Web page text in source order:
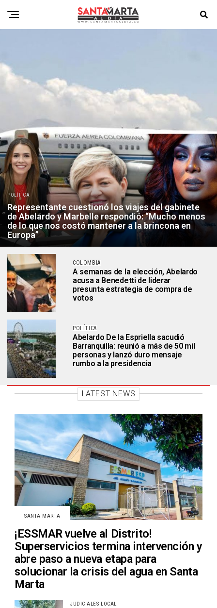
POLÍTICA
Representante cuestionó los viajes del gabinete
de Abelardo y Marbelle respondió: “Mucho menos
de lo que nos costó mantener a la brincona en
Europa”
COLOMBIA
A semanas de la elección, Abelardo
acusa a Benedetti de liderar
presunta estrategia de compra de
votos
POLÍTICA
Abelardo De la Espriella sacudió
Barranquilla: reunió a más de 50 mil
personas y lanzó duro mensaje
rumbo a la presidencia
LATEST NEWS
SANTA MARTA
¡ESSMAR vuelve al Distrito!
Superservicios termina intervención y
abre paso a nueva etapa para
solucionar la crisis del agua en Santa
Marta
JUDICIALES LOCAL